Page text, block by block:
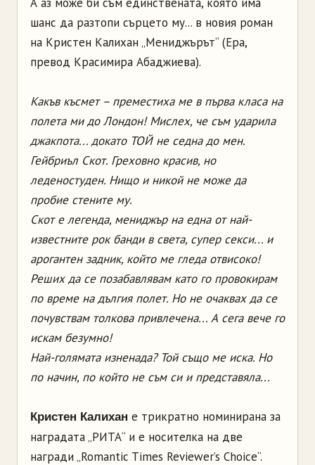
шанс да разтопи сърцето му... в новия роман
на Кристен Калихан „Мениджърът“ (Ера,
превод Красимира Абаджиева).
Какъв късмет – преместиха ме в първа класа на
полета ми до Лондон! Мислех, че съм ударила
джакпота... докато ТОЙ не седна до мен.
Гейбриъл Скот. Греховно красив, но
леденостуден. Нищо и никой не може да
пробие стените му.
Скот е легенда, мениджър на една от най-
известните рок банди в света, супер секси... и
арогантен задник, който ме гледа отвисоко!
Реших да се позабавлявам като го провокирам
по време на дългия полет. Но не очаквах да се
почувствам толкова привлечена... А сега вече го
искам безумно!
Най-голямата изненада? Той също ме иска. Но
по начин, по който не съм си и представяла...
Кристен Калихан е трикратно номинирана за
наградата „РИТА“ и е носителка на две
награди „Romantic Times Reviewer’s Choice“.